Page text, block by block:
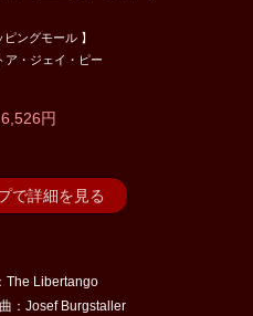
ピングモール 】
ア・ジェイ・ピー
円
で詳細を見る
The Libertango
：Josef Burgstaller